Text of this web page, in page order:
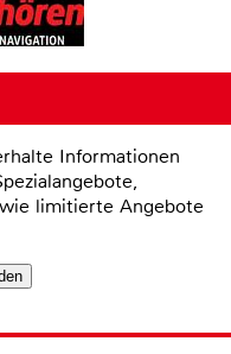
Informationen
limitierte Angebote